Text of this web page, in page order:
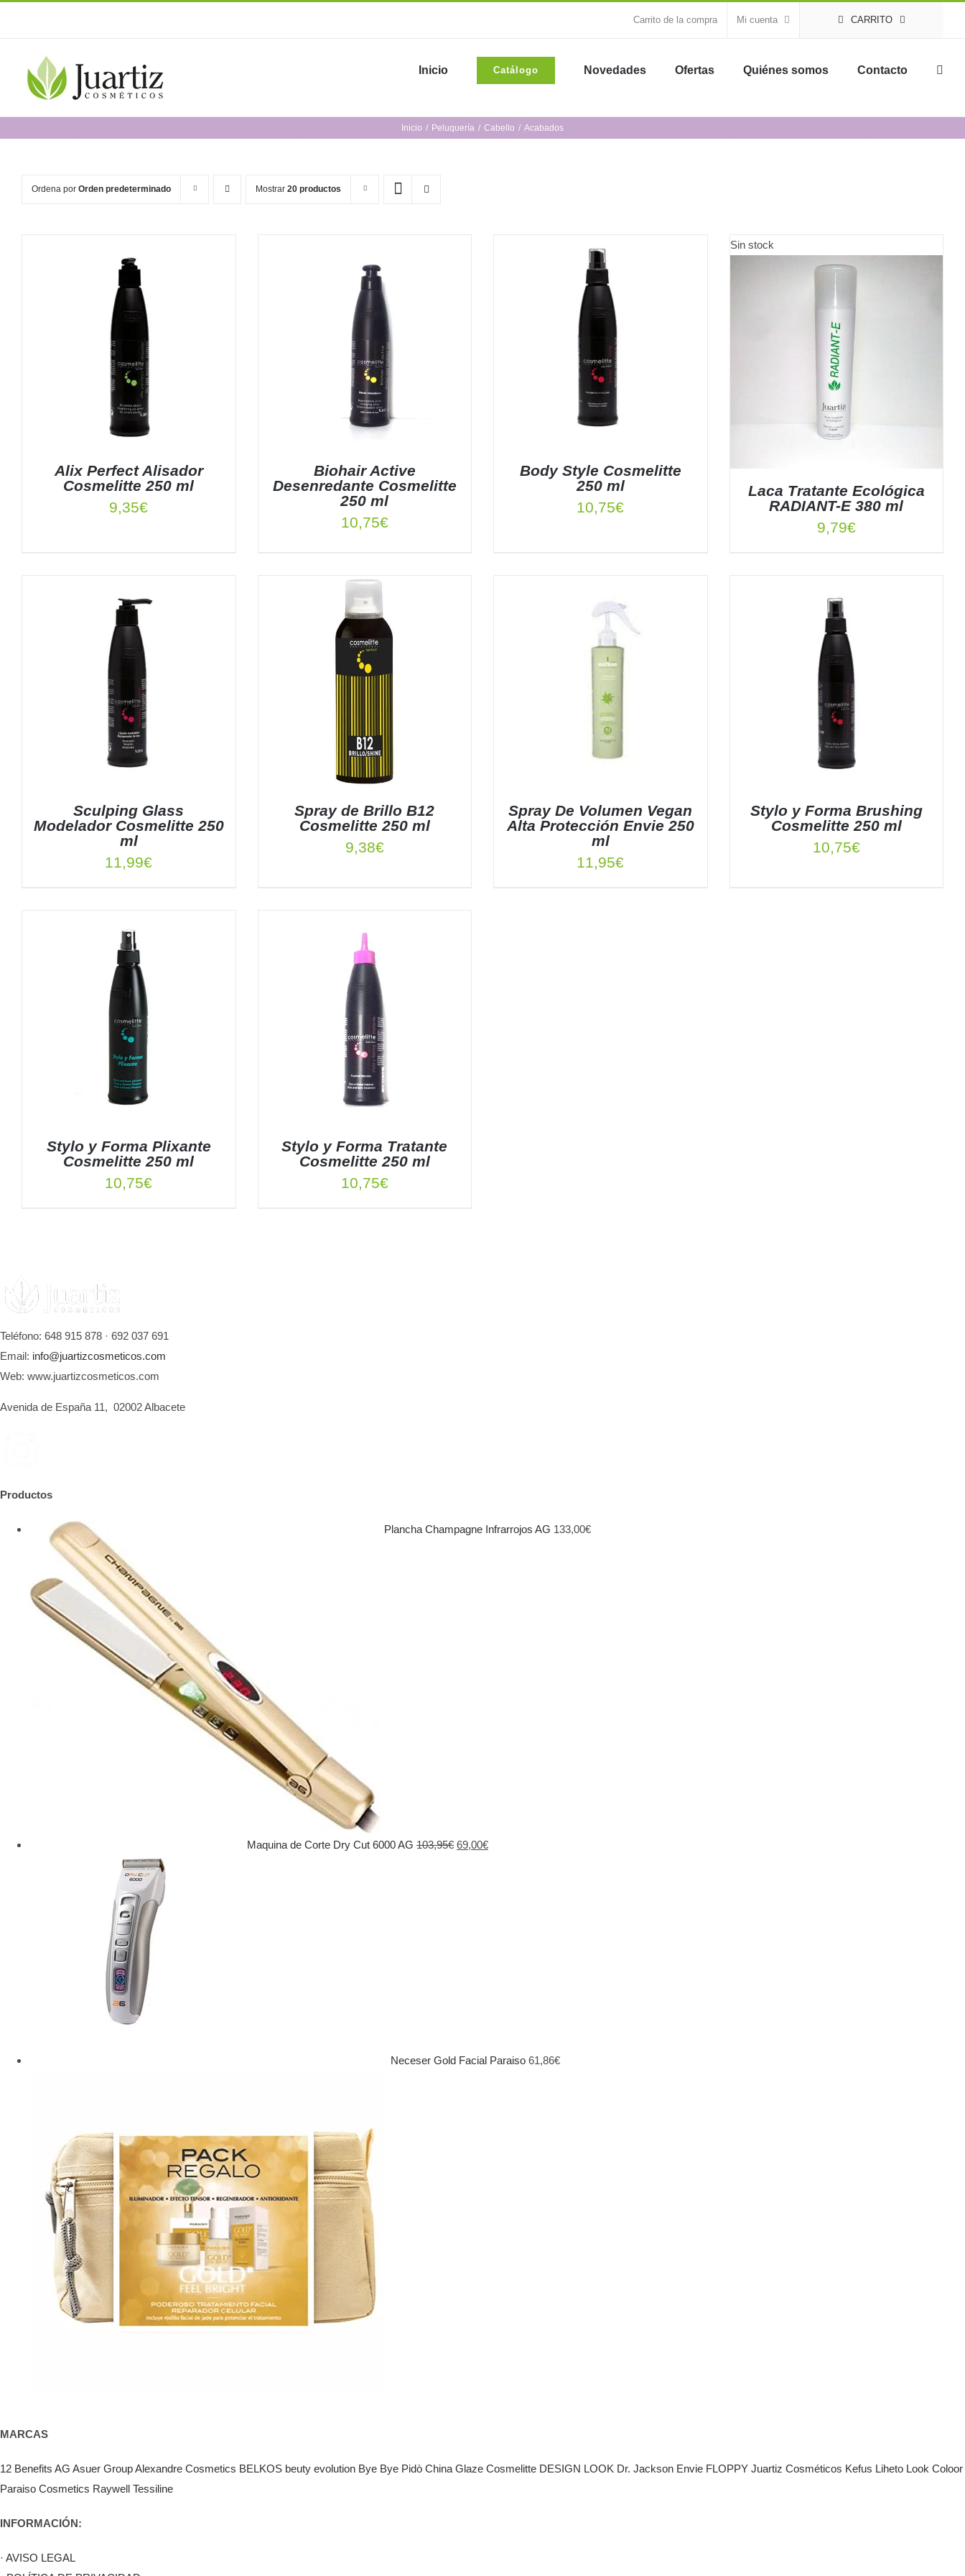
Carrito de la compra Mi cuenta CARRITO
Inicio Catálogo Novedades Ofertas Quiénes somos Contacto
Inicio Peluquería Cabello Acabados
Ordena por Orden predeterminado Mostrar 20 productos
Alix Perfect Alisador
Cosmelitte 250 ml
9,35€
Biohair Active
Desenredante Cosmelitte
250 ml
10,75€
Body Style Cosmelitte
250 ml
10,75€
Sin stock
Laca Tratante Ecológica
RADIANT-E 380 ml
9,79€
Sculping Glass
Modelador Cosmelitte 250
ml
11,99€
Spray de Brillo B12
Cosmelitte 250 ml
9,38€
Spray De Volumen Vegan
Alta Protección Envie 250
ml
11,95€
Stylo y Forma Brushing
Cosmelitte 250 ml
10,75€
Stylo y Forma Plixante
Cosmelitte 250 ml
10,75€
Stylo y Forma Tratante
Cosmelitte 250 ml
10,75€
Teléfono: 648 915 878 · 692 037 691
Email: info@juartizcosmeticos.com
Web: www.juartizcosmeticos.com
Avenida de España 11, 02002 Albacete
Productos
Plancha Champagne Infrarrojos AG 133,00€
Maquina de Corte Dry Cut 6000 AG 103,95€ El
69,00€El
Neceser Gold Facial Paraiso 61,86€
MARCAS
12 Benefits AG Asuer GroupAlexandre Cosmetics BELKOS beuty evolution Bye Bye Pidò China Glaze Cosmelitte DESIGN LOOK Dr. Jackson Envie FLOPPY Juartiz Cosméticos Kefus Liheto Look Coloor
Paraiso Cosmetics Raywell Tessiline
INFORMACIÓN:
· AVISO LEGAL